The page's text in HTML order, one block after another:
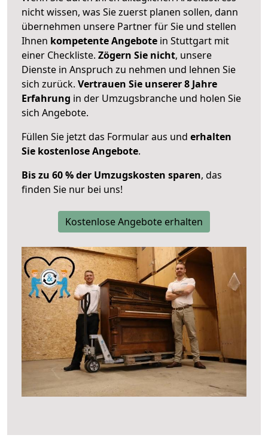
nicht wissen, was Sie zuerst planen sollen, dann
übernehmen unsere Partner für Sie und stellen
Ihnen kompetente Angebote in Stuttgart mit
einer Checkliste. Zögern Sie nicht, unsere
Dienste in Anspruch zu nehmen und lehnen Sie
sich zurück. Vertrauen Sie unserer 8 Jahre
Erfahrung in der Umzugsbranche und holen Sie
sich Angebote.
Füllen Sie jetzt das Formular aus und erhalten
Sie kostenlose Angebote.
Bis zu 60 % der Umzugskosten sparen, das
finden Sie nur bei uns!
Kostenlose Angebote erhalten